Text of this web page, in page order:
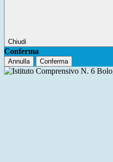
Chiudi
Conferma
Annulla Conferma